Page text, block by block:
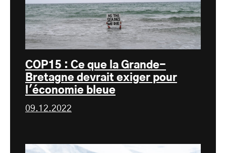
COP15 : Ce que la Grande-
Bretagne devrait exiger pour
l'économie bleue
09.12.2022